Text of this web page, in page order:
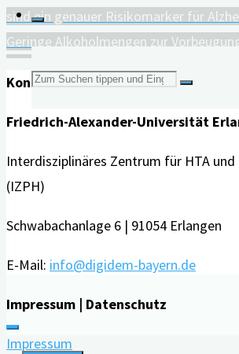
Suchen
sind ein genauer Risikomarker für
Geringe Alkoholmengen zur
Kontakt
Friedrich-Alexander-Universität
Interdisziplinäres Zentrum für HTA und
(IZPH)
Schwabachanlage 6 | 91054 Erlangen
E-Mail: info@digidem-bayern.de
Impressum | Datenschutz
Impressum